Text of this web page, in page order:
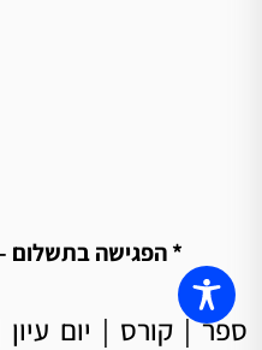
* הפגישה בתשלום
ספר|קורס | יום עיון